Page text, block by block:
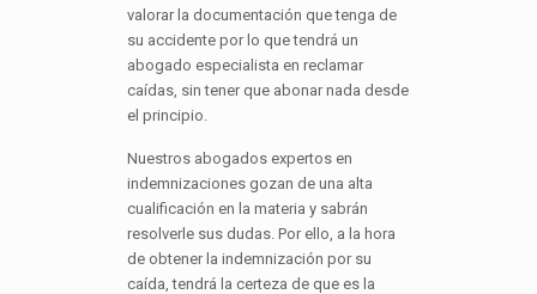
valorar la documentación que tenga de
su accidente por lo que tendrá un
abogado especialista en reclamar
caídas, sin tener que abonar nada desde
el principio.
Nuestros abogados expertos en
indemnizaciones gozan de una alta
cualificación en la materia y sabrán
resolverle sus dudas. Por ello, a la hora
de obtener la indemnización por su
caída, tendrá la certeza de que es la